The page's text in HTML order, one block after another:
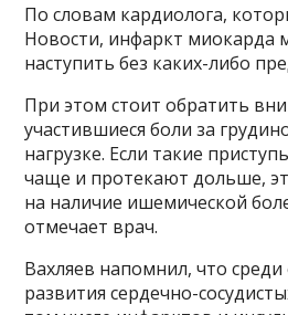
По словам кардиолога,
Новости, инфаркт миокарда
наступить без каких-либо
При этом стоит обратить
участившиеся боли за
нагрузке. Если такие
чаще и протекают дольше,
на наличие ишемической
отмечает врач.
Вахляев напомнил, что
развития сердечно-